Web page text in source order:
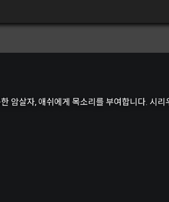
암살자, 애쉬에게 목소리를 부여합니다. 시